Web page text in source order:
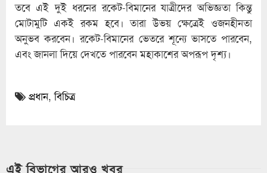
তবে এই দুই ধরনের রকেট-বিমানের যাত্রীদের অভিজ্ঞতা কিন্তু
মোটামুটি একই রকম হবে। তারা উভয় ক্ষেত্রেই ওজনহীনতা
অনুভব করবেন। রকেট-বিমানের ভেতরে শূন্যে ভাসতে পারবেন,
এবং জানলা দিয়ে দেখতে পারবেন মহাকাশের অপরূপ দৃশ্য।
প্রধান,বিচিত্র
এই বিভাগের আরও খবর